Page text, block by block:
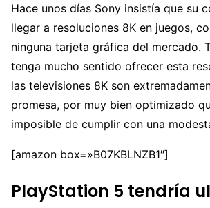
Hace unos días Sony insistía que su
llegar a resoluciones 8K en juegos,
ninguna tarjeta gráfica del mercado.
tenga mucho sentido ofrecer esta
las televisiones 8K son
promesa, por muy bien optimizado
imposible de cumplir con una
[amazon box=»B07KBLNZB1″]
PlayStation 5 tendría